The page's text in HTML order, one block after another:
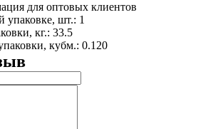
для оптовых клиентов
упаковке, шт.: 1
кг.: 33.5
кубм.: 0.120